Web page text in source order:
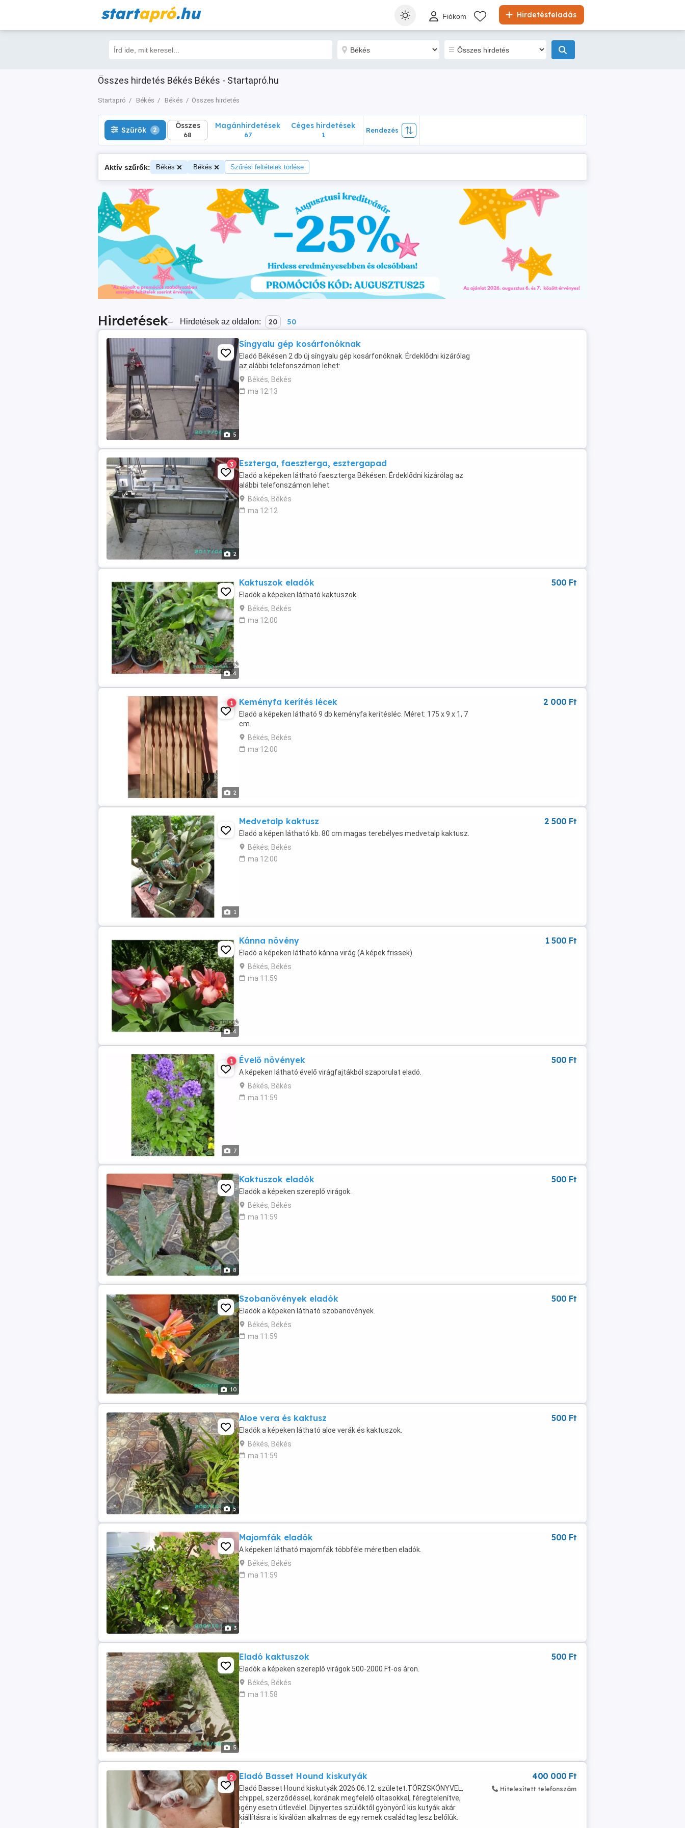
startapró.hu Hirdetésfeladás
Fiókom
Összes hirdetés Békés Békés - Startapró.hu
Startapró Békés Békés Összes hirdetés
Szűrők 2 Összes
68
Szűrők 2 Összes
68
Magánhirdetések
67
Céges hirdetések
1
Rendezés
Aktív szűrők: Békés Békés Szűrési feltételek törlése
Hirdetések– Hirdetések az oldalon: 20 50
5
Síngyalu gép kosárfonóknak
Eladó Békésen 2 db új síngyalu gép kosárfonóknak. Érdeklődni kizárólag
az alábbi telefonszámon lehet:
Békés, Békés
ma 12:13
2
3 Eszterga, faeszterga, esztergapad
Eladó a képeken látható faeszterga Békésen. Érdeklődni kizárólag az
alábbi telefonszámon lehet:
Békés, Békés
ma 12:12
4
Kaktuszok eladók
Eladók a képeken látható kaktuszok.
Békés, Békés
ma 12:00
500 Ft
2
1 Keményfa kerítés lécek
Eladó a képeken látható 9 db keményfa kerítésléc. Méret: 175 x 9 x 1, 7
cm.
Békés, Békés
ma 12:00
2 000 Ft
1
Medvetalp kaktusz
Eladó a képen látható kb. 80 cm magas terebélyes medvetalp kaktusz.
Békés, Békés
ma 12:00
2 500 Ft
4
Kánna növény
Eladó a képeken látható kánna virág (A képek frissek).
Békés, Békés
ma 11:59
1 500 Ft
7
1 Évelő növények
A képeken látható évelő virágfajtákból szaporulat eladó.
Békés, Békés
ma 11:59
500 Ft
8
Kaktuszok eladók
Eladók a képeken szereplő virágok.
Békés, Békés
ma 11:59
500 Ft
10
Szobanövények eladók
Eladók a képeken látható szobanövények.
Békés, Békés
ma 11:59
500 Ft
5
Aloe vera és kaktusz
Eladók a képeken látható aloe verák és kaktuszok.
Békés, Békés
ma 11:59
500 Ft
3
Majomfák eladók
A képeken látható majomfák többféle méretben eladók.
Békés, Békés
ma 11:59
500 Ft
5
Eladó kaktuszok
Eladók a képeken szereplő virágok 500-2000 Ft-os áron.
Békés, Békés
ma 11:58
500 Ft
2 Eladó Basset Hound kiskutyák
Eladó Basset Hound kiskutyák 2026.06.12. születet.TÖRZSKÖNYVEL,
chippel, szerződéssel, korának megfelelő oltasokkal, féregtelenítve,
igény esetn útlevélel. Dijnyertes szülőktől gyönyörű kis kutyák akár
kiállításra is kiválóan alkalmas de egy remek családtag lesz belőlük.
400 000 Ft
Hitelesített telefonszám